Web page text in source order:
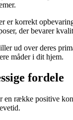
korrekt
der bevarer
ud over deres
måder i dit hjem.
fordele
række positive